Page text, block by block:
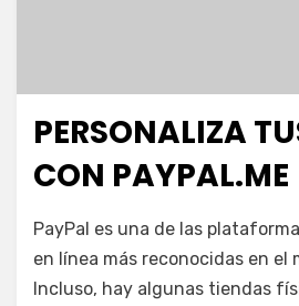
Publicada
el
noviembre 4, 2020
Escuela de Marketing
PERSONALIZA
CON PAYPAL.ME
por juancadotcom
Deja un comentario
Personaliza
tus
pagos
PayPal es una de las
en línea más reconocidas en el
Incluso, hay algunas tiendas